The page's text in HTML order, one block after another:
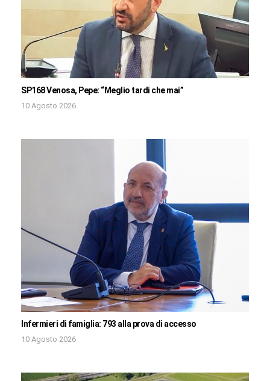
SP168 Venosa, Pepe: “Meglio tardi che mai”
10 Agosto 2026
Infermieri di famiglia: 793 alla prova di accesso
10 Agosto 2026